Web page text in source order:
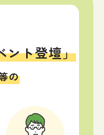
ント登壇」
の